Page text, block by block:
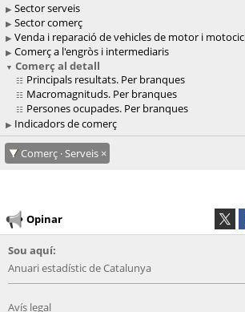
Sector serveis
Sector comerç
Venda i reparació de vehicles de motor i
Comerç a l'engròs i intermediaris
Comerç al detall
Principals resultats. Per branques
Macromagnituds. Per branques
Persones ocupades. Per branques
Indicadors de comerç
Comerç · Serveis
Opinar
Sou aquí:
Anuari estadístic de Catalunya
Avís legal